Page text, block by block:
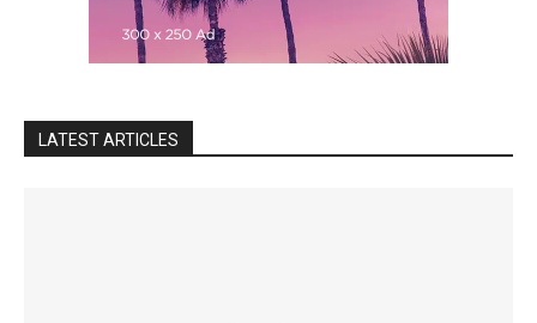
LATEST ARTICLES